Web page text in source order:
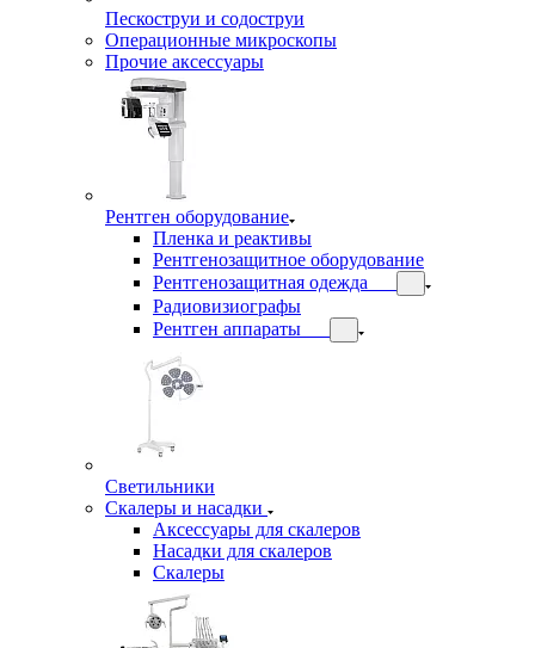
Пескоструи и содоструи
Операционные микроскопы
Прочие аксессуары
Рентген оборудование
Пленка и реактивы
Рентгенозащитное оборудование
Рентгенозащитная одежда
Радиовизиографы
Рентген аппараты
Светильники
Скалеры и насадки
Аксессуары для скалеров
Насадки для скалеров
Скалеры